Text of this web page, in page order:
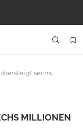
sechs
MILLIONEN